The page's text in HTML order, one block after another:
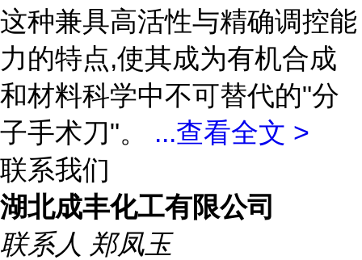
这种兼具高活性与精确调控能
力的特点,使其成为有机合成
和材料科学中不可替代的"分
子手术刀"。 ...查看全文 >
联系我们
湖北成丰化工有限公司
联系人 郑凤玉